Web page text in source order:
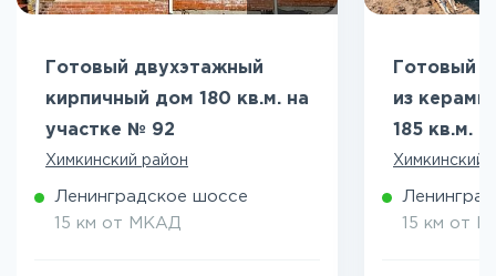
Готовый двухэтажный
кирпичный дом 180 кв.м. на
участке № 92
Химкинский район
Ленинградское шоссе
15 км от МКАД
Готовый
из
185 кв.м.
Химкинский
15 км от